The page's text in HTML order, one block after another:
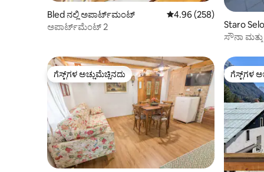
Bled ನಲ್ಲಿ ಅಪಾರ್ಟ್‌ಮಂಟ್ 5 ರಲ್ಲಿ 4.96 ಸರಾಸರಿ
4.96 (258)
ಅಪಾರ್ಟ್‌ಮೆಂಟ್ 2
Staro
ಸೌನಾ
ಗೆಸ್ಟ್‌ಗಳ ಅಚ್ಚುಮೆಚ್ಚಿನದು
ಗೆಸ್ಟ್‌ಗಳ ಅಚ್ಚುಮೆಚ್ಚಿನದು ಗೆಸ್ಟ್‌ಗಳ
ಗೆಸ್ಟ್‌ಗಳ